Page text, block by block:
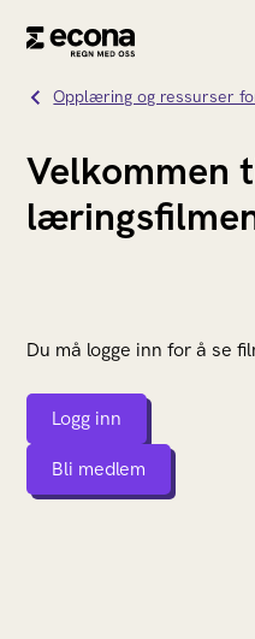
Opplæring og ressurser
Velkommen
Du må logge inn for å se
Logg inn
Bli medlem